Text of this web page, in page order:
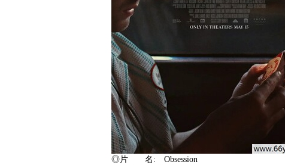
◎片 名: Obsession